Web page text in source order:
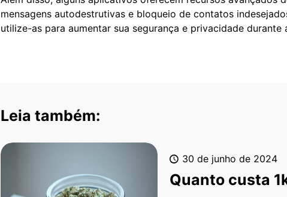
mensagens autodestrutivas e bloqueio de contatos
utilize-as para aumentar sua segurança e privacidade durante
Leia também:
30 de junho de 2024
Quanto custa